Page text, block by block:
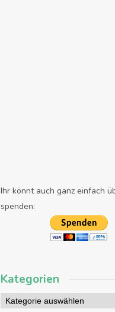
Ihr könnt auch ganz einfach
spenden:
Kategorien